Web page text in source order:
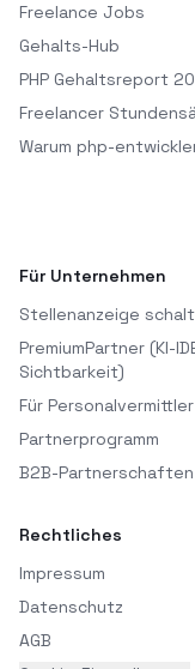
Freelance Jobs
Gehalts-Hub
PHP Gehaltsreport
Freelancer
Warum php-
Für Unternehmen
Stellenanzeige
PremiumPartner (KI-
Sichtbarkeit)
Für Personalvermittler
Partnerprogramm
B2B-Partnerschaften
Rechtliches
Impressum
Datenschutz
AGB